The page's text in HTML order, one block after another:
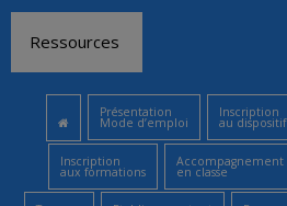
contenu
Ressources
Présentation
Mode d’emploi
Inscription
au dispositif
Inscription
aux formations
Accompagnement
en classe